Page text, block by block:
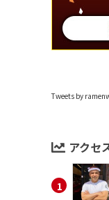
Tweets by
アクセ